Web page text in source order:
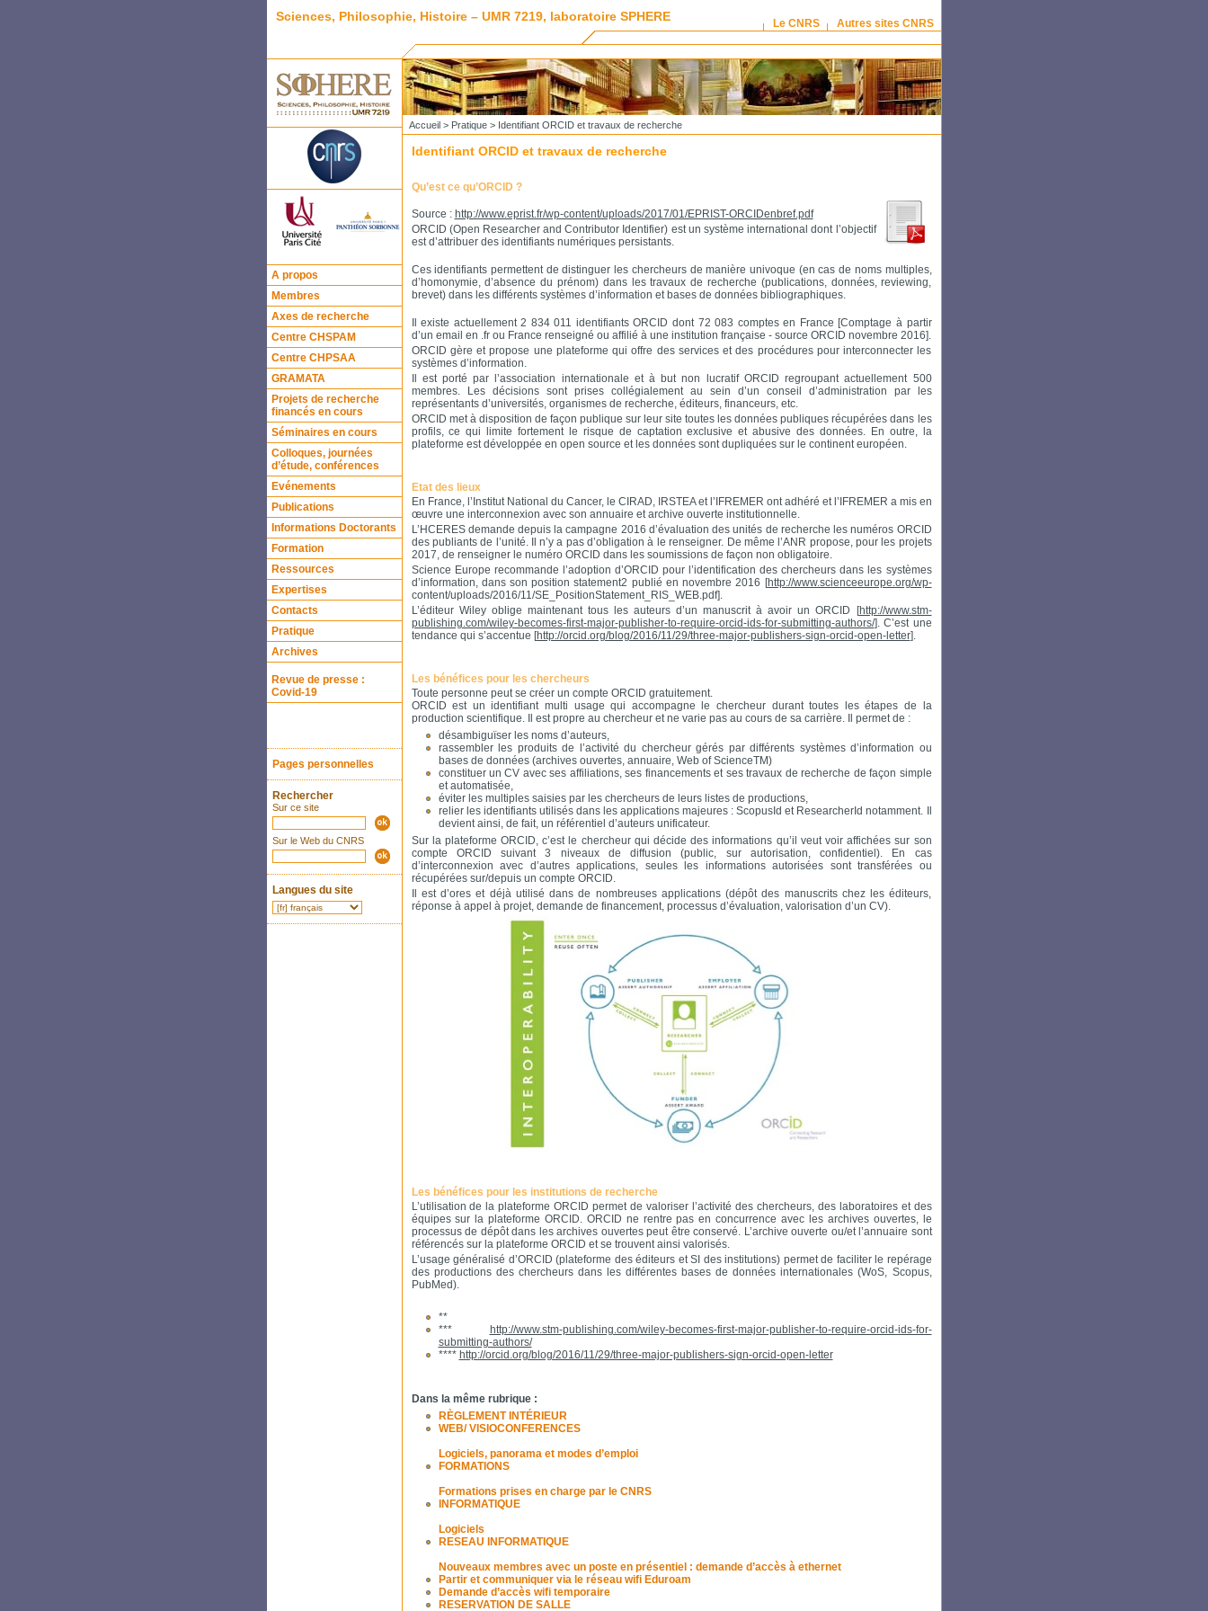
Sciences, Philosophie, Histoire – UMR 7219, laboratoire SPHERE Le CNRS Autres sites CNRS
A propos
Membres
Axes de recherche
Centre CHSPAM
Centre CHPSAA
GRAMATA
Projets de recherche
financés en cours
Séminaires en cours
Colloques, journées
d’étude, conférences
Evénements
Publications
Informations Doctorants
Formation
Ressources
Expertises
Contacts
Pratique
Archives
Revue de presse :
Covid-19
Pages personnelles
Rechercher
Sur ce site
Sur le Web du CNRS
Langues du site
Accueil> Pratique> Identifiant ORCID et travaux de recherche
Identifiant ORCID et travaux de recherche
Qu’est ce qu’ORCID ?
Source : http://www.eprist.fr/wp-content/uploads/2017/01/EPRIST-ORCIDenbref.pdf
ORCID (Open Researcher and Contributor Identifier) est un système international dont l’objectif
est d’attribuer des identifiants numériques persistants.
Ces identifiants permettent de distinguer les chercheurs de manière univoque (en cas de noms multiples,
d’homonymie, d’absence du prénom) dans les travaux de recherche (publications, données, reviewing,
brevet) dans les différents systèmes d’information et bases de données bibliographiques.
Il existe actuellement 2 834 011 identifiants ORCID dont 72 083 comptes en France [Comptage à partir
d’un email en .fr ou France renseigné ou affilié à une institution française - source ORCID novembre 2016].
ORCID gère et propose une plateforme qui offre des services et des procédures pour interconnecter les
systèmes d’information.
Il est porté par l’association internationale et à but non lucratif ORCID regroupant actuellement 500
membres. Les décisions sont prises collégialement au sein d’un conseil d’administration par les
représentants d’universités, organismes de recherche, éditeurs, financeurs, etc.
ORCID met à disposition de façon publique sur leur site toutes les données publiques récupérées dans les
profils, ce qui limite fortement le risque de captation exclusive et abusive des données. En outre, la
plateforme est développée en open source et les données sont dupliquées sur le continent européen.
Etat des lieux
En France, l’Institut National du Cancer, le CIRAD, IRSTEA et l’IFREMER ont adhéré et l’IFREMER a mis en
œuvre une interconnexion avec son annuaire et archive ouverte institutionnelle.
L’HCERES demande depuis la campagne 2016 d’évaluation des unités de recherche les numéros ORCID
des publiants de l’unité. Il n’y a pas d’obligation à le renseigner. De même l’ANR propose, pour les projets
2017, de renseigner le numéro ORCID dans les soumissions de façon non obligatoire.
Science Europe recommande l’adoption d’ORCID pour l’identification des chercheurs dans les systèmes
d’information, dans son position statement2 publié en novembre 2016 [http://www.scienceeurope.org/wp-
content/uploads/2016/11/SE_PositionStatement_RIS_WEB.pdf].
L’éditeur Wiley oblige maintenant tous les auteurs d’un manuscrit à avoir un ORCID [http://www.stm-
publishing.com/wiley-becomes-first-major-publisher-to-require-orcid-ids-for-submitting-authors/]. C’est une
tendance qui s’accentue [http://orcid.org/blog/2016/11/29/three-major-publishers-sign-orcid-open-letter].
Les bénéfices pour les chercheurs
Toute personne peut se créer un compte ORCID gratuitement.
ORCID est un identifiant multi usage qui accompagne le chercheur durant toutes les étapes de la
production scientifique. Il est propre au chercheur et ne varie pas au cours de sa carrière. Il permet de :
désambiguïser les noms d’auteurs,
rassembler les produits de l’activité du chercheur gérés par différents systèmes d’information ou
bases de données (archives ouvertes, annuaire, Web of ScienceTM)
constituer un CV avec ses affiliations, ses financements et ses travaux de recherche de façon simple
et automatisée,
éviter les multiples saisies par les chercheurs de leurs listes de productions,
relier les identifiants utilisés dans les applications majeures : ScopusId et ResearcherId notamment. Il
devient ainsi, de fait, un référentiel d’auteurs unificateur.
Sur la plateforme ORCID, c’est le chercheur qui décide des informations qu’il veut voir affichées sur son
compte ORCID suivant 3 niveaux de diffusion (public, sur autorisation, confidentiel). En cas
d’interconnexion avec d’autres applications, seules les informations autorisées sont transférées ou
récupérées sur/depuis un compte ORCID.
Il est d’ores et déjà utilisé dans de nombreuses applications (dépôt des manuscrits chez les éditeurs,
réponse à appel à projet, demande de financement, processus d’évaluation, valorisation d’un CV).
Les bénéfices pour les institutions de recherche
L’utilisation de la plateforme ORCID permet de valoriser l’activité des chercheurs, des laboratoires et des
équipes sur la plateforme ORCID. ORCID ne rentre pas en concurrence avec les archives ouvertes, le
processus de dépôt dans les archives ouvertes peut être conservé. L’archive ouverte ou/et l’annuaire sont
référencés sur la plateforme ORCID et se trouvent ainsi valorisés.
L’usage généralisé d’ORCID (plateforme des éditeurs et SI des institutions) permet de faciliter le repérage
des productions des chercheurs dans les différentes bases de données internationales (WoS, Scopus,
PubMed).
**
***
http://www.stm-publishing.com/wiley-becomes-first-major-publisher-to-require-orcid-ids-for-
submitting-authors/
**** http://orcid.org/blog/2016/11/29/three-major-publishers-sign-orcid-open-letter
Dans la même rubrique :
RÈGLEMENT INTÉRIEUR
WEB/ VISIOCONFERENCES
Logiciels, panorama et modes d’emploi
FORMATIONS
Formations prises en charge par le CNRS
INFORMATIQUE
Logiciels
RESEAU INFORMATIQUE
Nouveaux membres avec un poste en présentiel : demande d’accès à ethernet
Partir et communiquer via le réseau wifi Eduroam
Demande d’accès wifi temporaire
RESERVATION DE SALLE